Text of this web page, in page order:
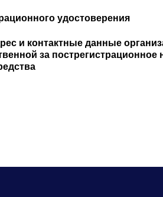
вида, запаха, вкуса
удостоверения
и контактные данные
за